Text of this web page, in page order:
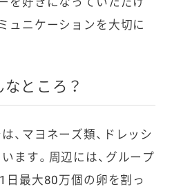
ュニケーションを大切に
ところ？
、マヨネーズ類、ドレッシ
ます。周辺には、グループ
日最大80万個の卵を割っ